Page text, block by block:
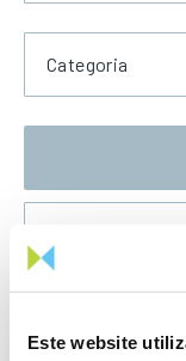
Este website
Categoria